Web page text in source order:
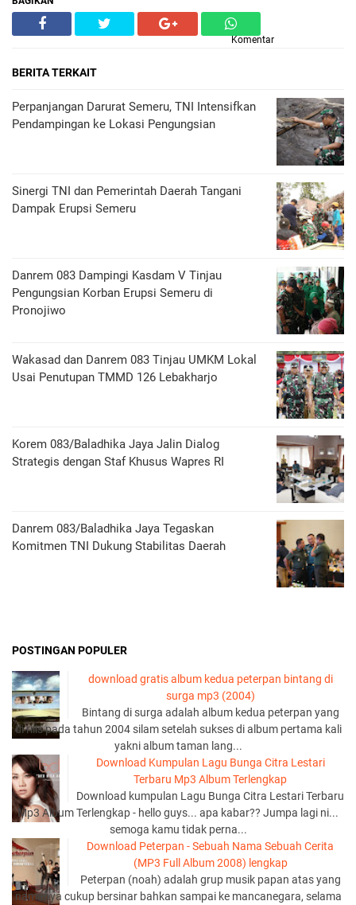
Komentar
BERITA TERKAIT
Perpanjangan Darurat Semeru, TNI Intensifkan
Pendampingan ke Lokasi Pengungsian
Sinergi TNI dan Pemerintah Daerah Tangani
Dampak Erupsi Semeru
Danrem 083 Dampingi Kasdam V Tinjau
Pengungsian Korban Erupsi Semeru di
Pronojiwo
Wakasad dan Danrem 083 Tinjau UMKM Lokal
Usai Penutupan TMMD 126 Lebakharjo
Korem 083/Baladhika Jaya Jalin Dialog
Strategis dengan Staf Khusus Wapres RI
Danrem 083/Baladhika Jaya Tegaskan
Komitmen TNI Dukung Stabilitas Daerah
POSTINGAN POPULER
download gratis album kedua peterpan bintang di
surga mp3 (2004)
Bintang di surga adalah album kedua peterpan yang
di rilis pada tahun 2004 silam setelah sukses di album pertama kali
yakni album taman lang...
Download Kumpulan Lagu Bunga Citra Lestari
Terbaru Mp3 Album Terlengkap
Download kumpulan Lagu Bunga Citra Lestari Terbaru
Mp3 Album Terlengkap - hello guys... apa kabar?? Jumpa lagi ni...
semoga kamu tidak perna...
Download Peterpan - Sebuah Nama Sebuah Cerita
(MP3 Full Album 2008) lengkap
Peterpan (noah) adalah grup musik papan atas yang
namanya cukup bersinar bahkan sampai ke mancanegara, selama